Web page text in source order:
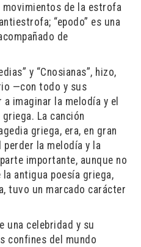
de la estrofa
“epodo” es una
de
y “Cnosianas”, hizo,
—con todo y sus
imaginar la melodía y el
La canción
griega, era, en gran
perder la melodía y la
importante, aunque no
la antigua poesía griega,
tuvo un marcado carácter
una celebridad y su
confines del mundo